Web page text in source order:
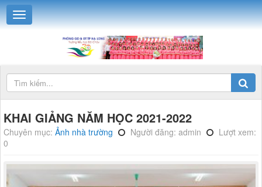
KHAI GIẢNG NĂM HỌC 2021-2022
Chuyên mục: Ảnh nhà trường Người đăng: admin
Lượt xem:
0